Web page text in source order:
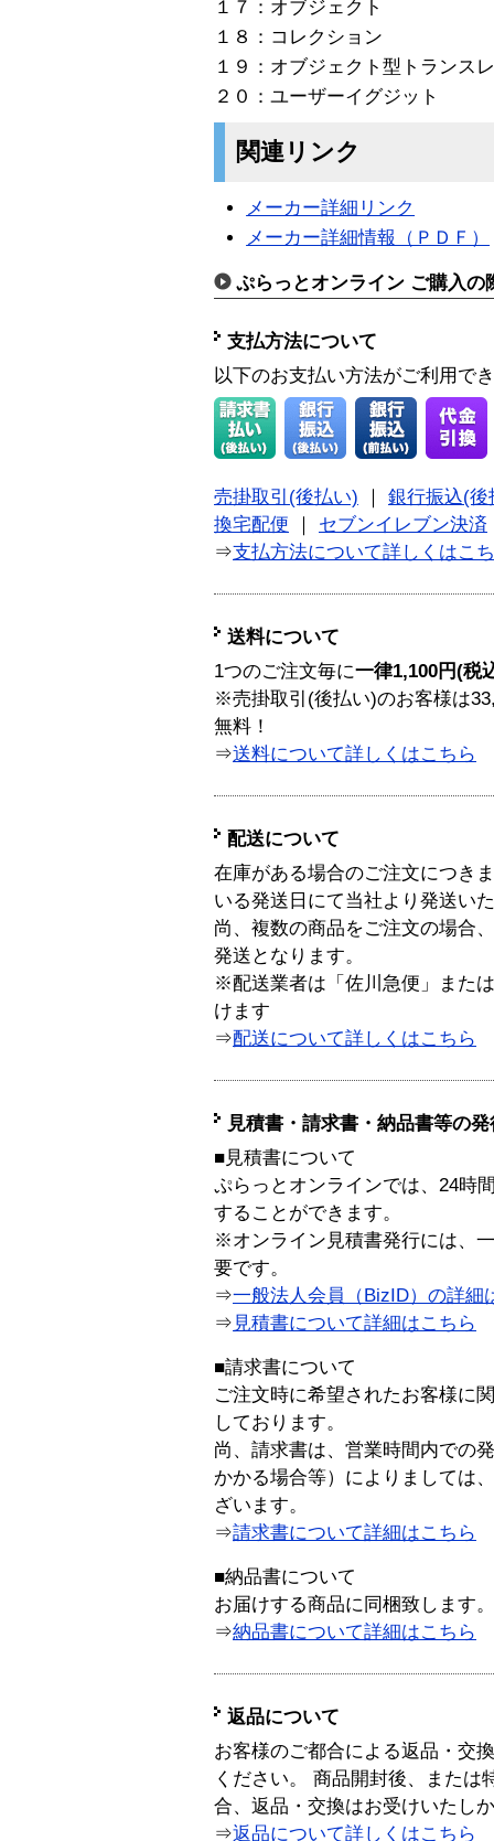
１７：オブジェクト
１８：コレクション
１９：オブジェクト型トランス
２０：ユーザーイグジット
関連リンク
メーカー詳細リンク
メーカー詳細情報（ＰＤＦ）
ぷらっとオンライン ご購入の
支払方法について
以下のお支払い方法がご利用で
売掛取引(後払い)
銀行振込(後
換宅配便
セブンイレブン決済
⇒支払方法について詳しくはこ
送料について
1つのご注文毎に一律1,100円(税
※売掛取引(後払い)のお客様は
無料！
⇒送料について詳しくはこちら
配送について
在庫がある場合のご注文につき
いる発送日にて当社より発送い
尚、複数の商品をご注文の場合
発送となります。
※配送業者は「佐川急便」また
けます
⇒配送について詳しくはこちら
見積書・請求書・納品書等の
■見積書について
ぷらっとオンラインでは、24時
することができます。
※オンライン見積書発行には、
要です。
⇒一般法人会員（BizID）の詳細
⇒ 見積書について詳細はこちら
■請求書について
ご注文時に希望されたお客様に
しております。
尚、請求書は、営業時間内での
かかる場合等）によりましては
ざいます。
⇒請求書について詳細はこちら
■納品書について
お届けする商品に同梱致します。
⇒納品書について詳細はこちら
返品について
お客様のご都合による返品・交
ください。 商品開封後、または
合、返品・交換はお受けいたし
⇒返品について詳しくはこちら